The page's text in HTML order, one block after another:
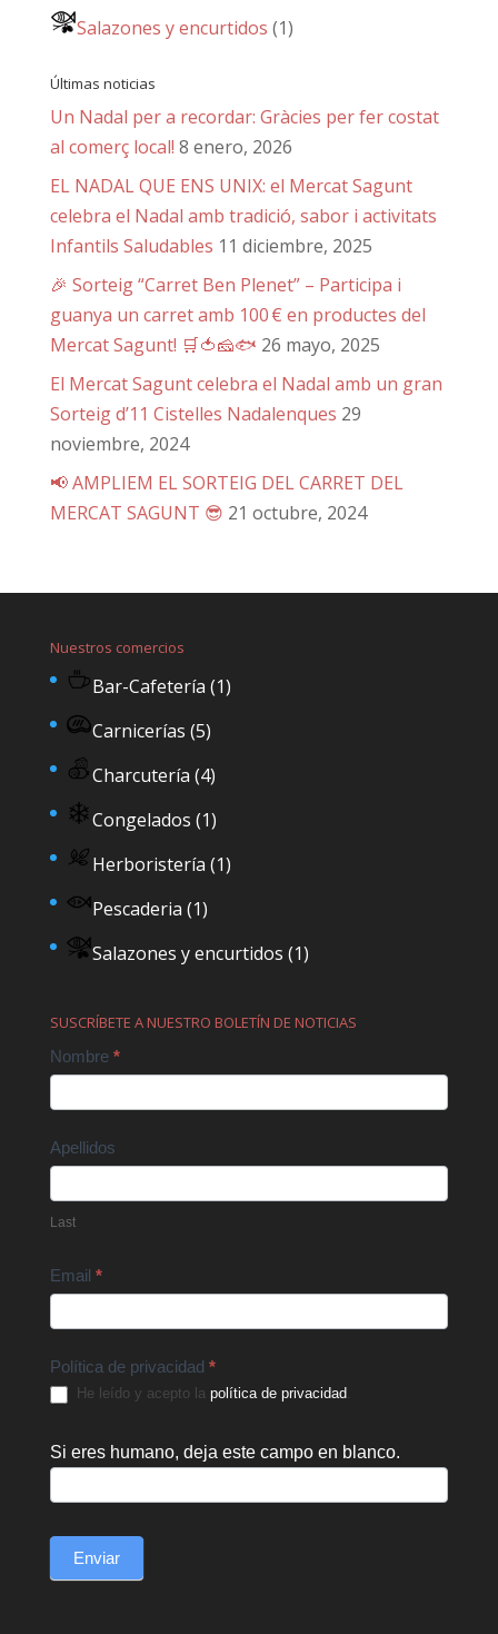
Salazones y encurtidos (1)
Últimas noticias
Un Nadal per a recordar: Gràcies per fer costat
al comerç local! 8 enero, 2026
EL NADAL QUE ENS UNIX: el Mercat Sagunt
celebra el Nadal amb tradició, sabor i activitats
Infantils Saludables 11 diciembre, 2025
🎉 Sorteig “Carret Ben Plenet” – Participa i
guanya un carret amb 100 € en productes del
Mercat Sagunt! 🛒🍅🧀🐟 26 mayo, 2025
El Mercat Sagunt celebra el Nadal amb un gran
Sorteig d’11 Cistelles Nadalenques 29
noviembre, 2024
📢 AMPLIEM EL SORTEIG DEL CARRET DEL
MERCAT SAGUNT 😎 21 octubre, 2024
Nuestros comercios
Bar-Cafetería (1)
Carnicerías (5)
Charcutería (4)
Congelados (1)
Herboristería (1)
Pescaderia (1)
Salazones y encurtidos (1)
SUSCRÍBETE A NUESTRO BOLETÍN DE NOTICIAS
Contact
Nombre *
Apellidos
Last
Email *
Política de privacidad *
He leído y acepto la política de privacidad.
Si eres humano, deja este campo en blanco.
Enviar